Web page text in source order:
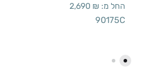
החל מ: 2,690 ₪
90175C